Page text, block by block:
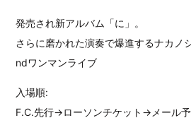
発売され新アルバム「に」。
さらに磨かれた演奏で爆進するナカノ
ndワンマンライブ
入場順:
F.C.先行→ローソンチケット→メール